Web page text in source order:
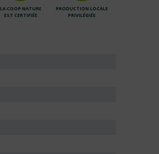
LA COOP NATURE
EST CERTIFIÉE
PRODUCTION LOCALE
PRIVILÉGIÉE